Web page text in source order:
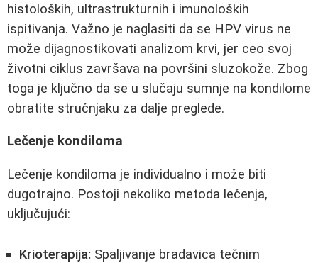
histoloških, ultrastrukturnih i imunoloških
ispitivanja. Važno je naglasiti da se HPV virus ne
može dijagnostikovati analizom krvi, jer ceo svoj
životni ciklus završava na površini sluzokože. Zbog
toga je ključno da se u slučaju sumnje na kondilome
obratite stručnjaku za dalje preglede.
Lečenje kondiloma
Lečenje kondiloma je individualno i može biti
dugotrajno. Postoji nekoliko metoda lečenja,
uključujući:
Krioterapija: Spaljivanje bradavica tečnim